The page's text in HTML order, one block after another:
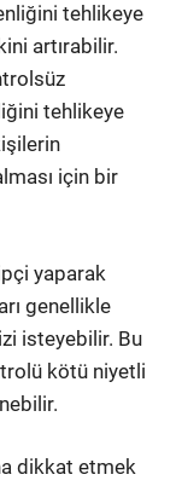
tehlikeye
artırabilir.
tehlikeye
için bir
yaparak
genellikle
isteyebilir. Bu
kötü niyetli
dikkat etmek